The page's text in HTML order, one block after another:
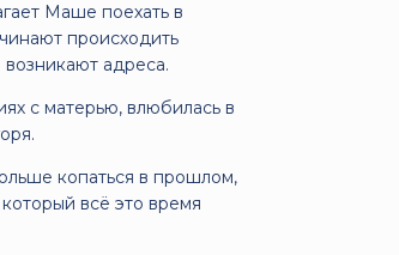
Маше поехать в
происходить
адреса.
с матерью, влюбилась в
копаться в прошлом,
всё это время